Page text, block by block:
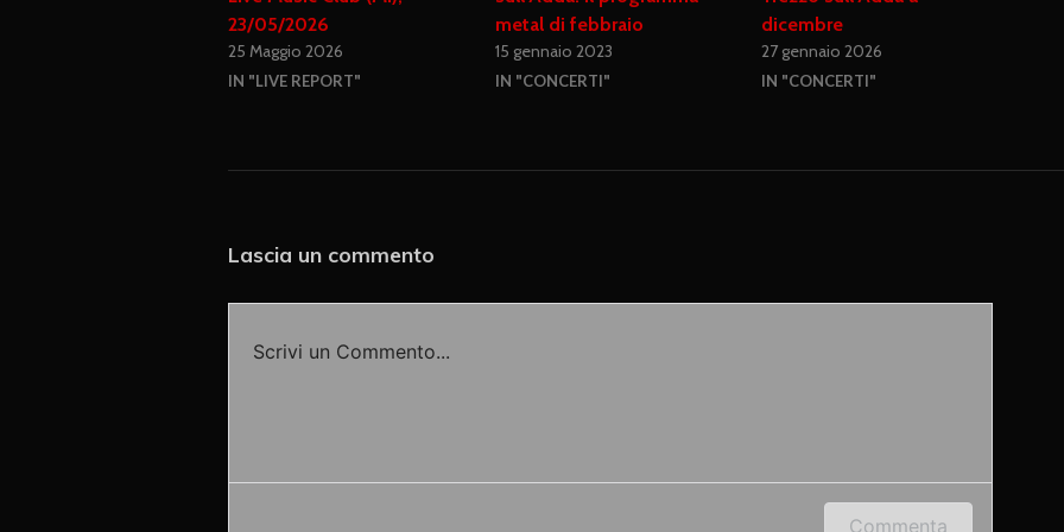
23/05/2026
25 Maggio 2026
IN "LIVE REPORT"
metal di febbraio
15 gennaio 2023
IN "CONCERTI"
dicembre
27 gennaio 2026
IN "CONCERTI"
Lascia un commento
Scrivi un Commento...
Accedi o fornisci il tuo nome o indirizzo e-mail per lasciare un commento.
Commenta